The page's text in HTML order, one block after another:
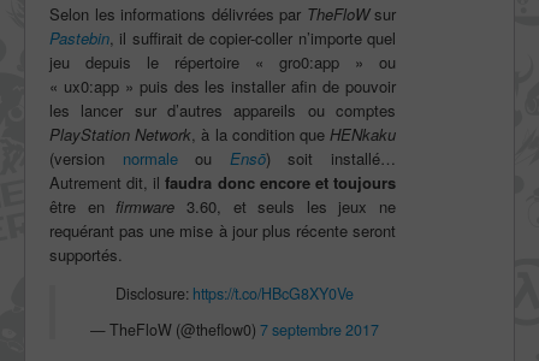
Selon les informations délivrées par TheFloWsur
Pastebin , il suffirait de copier-coller n’importe quel
jeu depuis le répertoire « gro0:app » ou
« ux0:app » puis des les installer afin de pouvoir
les lancer sur d’autres appareils ou comptes
PlayStation Network , à la condition que HENkaku
(version normaleou Ensō) soit installé…
Autrement dit, ilfaudra donc encore et toujours
être en firmware 3.60, et seuls les jeux ne
requérant pas une mise à jour plus récente seront
supportés.
Disclosure: https://t.co/HBcG8XY0Ve
— TheFloW (@theflow0) 7 septembre 2017